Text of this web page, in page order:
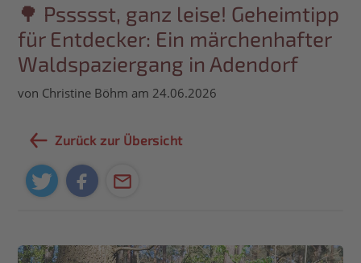
🌳 Pssssst, ganz leise! Geheimtipp
für Entdecker: Ein märchenhafter
Waldspaziergang in Adendorf
von Christine Böhm am 24.06.2026
Zurück zur Übersicht